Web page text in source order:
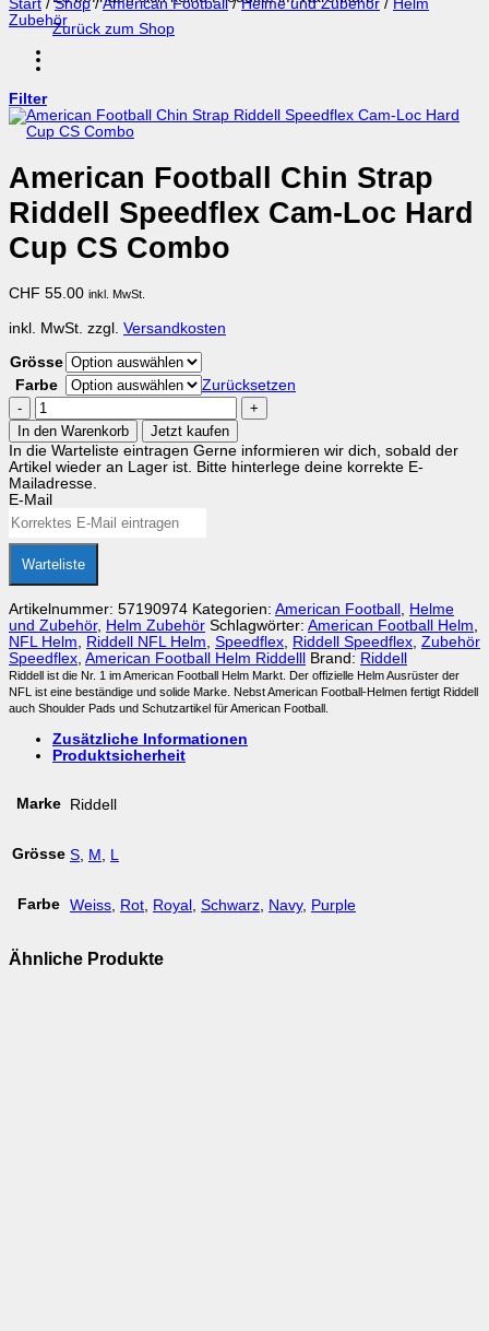
Zurück zum Shop
Start / Shop / American Football / Helme und Zubehör / Helm
Zubehör
Filter
American Football Chin Strap
Riddell Speedflex Cam-Loc Hard
Cup CS Combo
CHF 55.00 inkl. MwSt.
inkl. MwSt. zzgl. Versandkosten
Grösse
Farbe
Zurücksetzen
American
Football
Chin
Strap
Riddell
Speedflex
Cam-
Loc
CS
Combo
Menge
In den Warenkorb
Jetzt kaufen
In die Warteliste eintragen Gerne informieren wir dich, sobald der
Artikel wieder an Lager ist. Bitte hinterlege deine korrekte E-
Mailadresse.
E-Mail
Warteliste
Artikelnummer: 57190974 Kategorien: American Football
Helme
und Zubehör, Helm Zubehör Schlagwörter: American Football Helm
NFL Helm
Riddell NFL Helm Speedflex Riddell Speedflex Zubehör
Speedflex American Football Helm Riddelll Brand: Riddell
Riddell ist die Nr. 1 im American Football Helm Markt. Der offizielle Helm Ausrüster der
NFL ist eine beständige und solide Marke. Nebst American Football-Helmen fertigt Riddell
auch Shoulder Pads und Schutzartikel für American Football.
Zusätzliche Informationen
Produktsicherheit
Marke Riddell
Grösse S M
Farbe Weiss Rot Royal Schwarz Navy, Purple
Ähnliche Produkte